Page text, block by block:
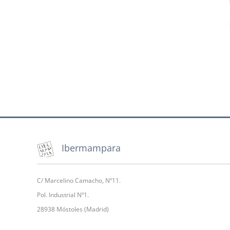
Ibermampara
C/ Marcelino Camacho, Nº11.
Pol. Industrial Nº1.
28938 Móstoles (Madrid)